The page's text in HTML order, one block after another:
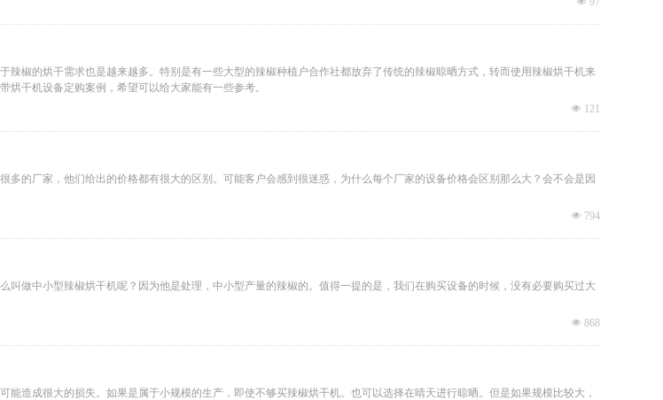
辣椒的烘干需求也是越来越多。特别是有一些大型的辣椒种植户合作社都放弃了传统的辣椒晾晒方式，转而使用辣椒烘干机来
干机设备定购案例，希望可以给大家能有一些参考。
넶 121
的厂家，他们给出的价格都有很大的区别。可能客户会感到很迷惑，为什么每个厂家的设备价格会区别那么大？会不会是因
넶 794
做中小型辣椒烘干机呢？因为他是处理，中小型产量的辣椒的。值得一提的是，我们在购买设备的时候，没有必要购买过大
넶 868
造成很大的损失。如果是属于小规模的生产，即使不够买辣椒烘干机。也可以选择在晴天进行晾晒。但是如果规模比较大，